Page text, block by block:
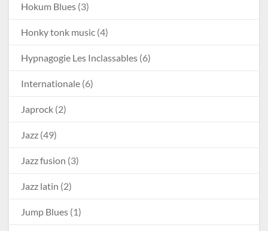
Hokum Blues (3)
Honky tonk music (4)
Hypnagogie Les Inclassables (6)
Internationale (6)
Japrock (2)
Jazz (49)
Jazz fusion (3)
Jazz latin (2)
Jump Blues (1)